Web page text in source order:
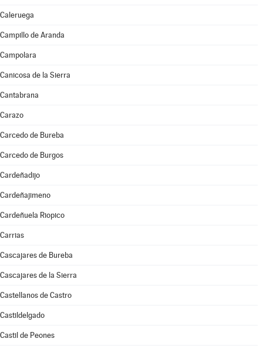
Caleruega
Campillo de Aranda
Campolara
Canicosa de la Sierra
Cantabrana
Carazo
Carcedo de Bureba
Carcedo de Burgos
Cardeñadijo
Cardeñajimeno
Cardeñuela Riopico
Carrias
Cascajares de Bureba
Cascajares de la Sierra
Castellanos de Castro
Castildelgado
Castil de Peones